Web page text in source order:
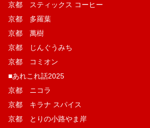
京都 スティックス コーヒー
京都 多羅葉
京都 萬樹
京都 じんぐうみち
京都 コミオン
■あれこれ話2025
京都 ニコラ
京都 キラナ スパイス
京都 とりの小路やま岸